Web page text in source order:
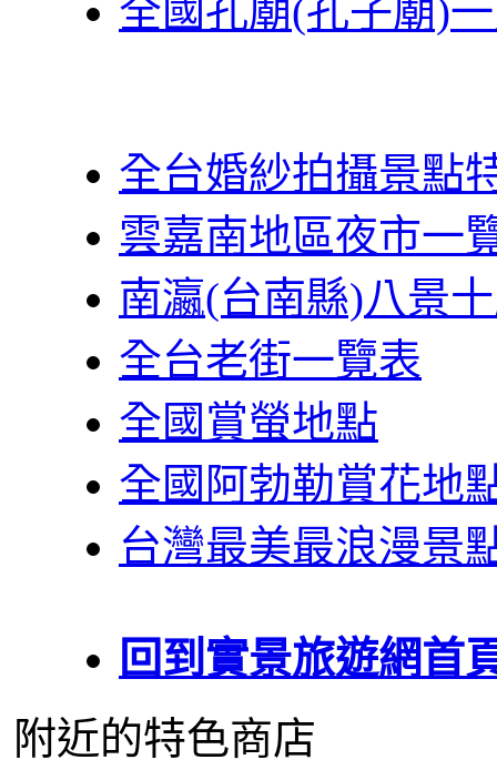
全國孔廟(孔子廟)
全台婚紗拍攝景點
雲嘉南地區夜市一
南瀛(台南縣)八景
全台老街一覽表
全國賞螢地點
全國阿勃勒賞花地
台灣最美最浪漫景
回到實景旅遊網首
附近的特色商店